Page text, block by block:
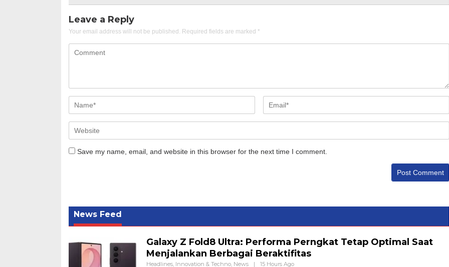
Leave a Reply
Your email address will not be published. Required fields are marked *
Save my name, email, and website in this browser for the next time I comment.
News Feed
Galaxy Z Fold8 Ultra: Performa Perngkat Tetap Optimal Saat
Menjalankan Berbagai Beraktifitas
Headlines, Innovation & Techno, News | 15 Hours Ago